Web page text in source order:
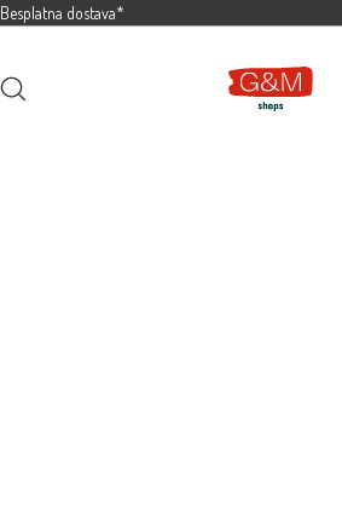
Besplatna dostava*